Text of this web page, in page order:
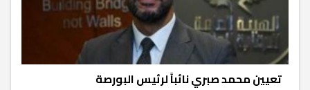
تعيين محمد صبري نائباً لرئيس البورصة